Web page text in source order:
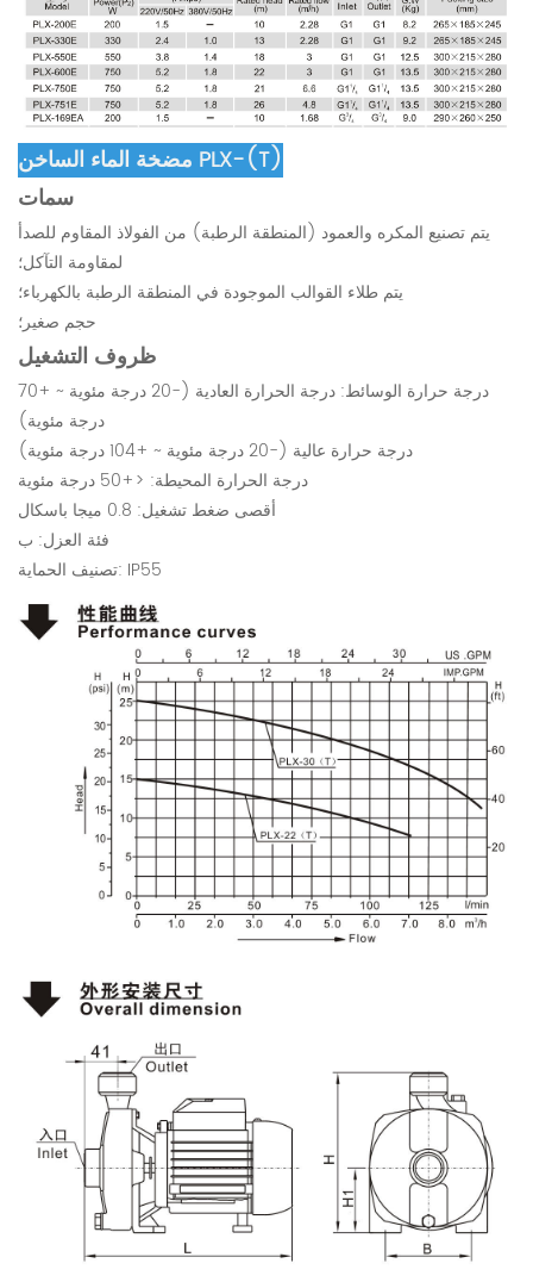
مضخة الماء الساخن PLX-(T)
سمات
يتم تصنيع المكره والعمود (المنطقة الرطبة) من الفولاذ المقاوم للصدأ
لمقاومة التآكل؛
يتم طلاء القوالب الموجودة في المنطقة الرطبة بالكهرباء؛
حجم صغير؛
ظروف التشغيل
درجة حرارة الوسائط: درجة الحرارة العادية (-20 درجة مئوية ~ +70
درجة مئوية)
درجة حرارة عالية (-20 درجة مئوية ~ +104 درجة مئوية)
درجة الحرارة المحيطة: <+50 درجة مئوية
أقصى ضغط تشغيل: 0.8 ميجا باسكال
فئة العزل: ب
تصنيف الحماية: IP55